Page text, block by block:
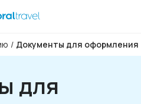
/ Документы для оформления
для